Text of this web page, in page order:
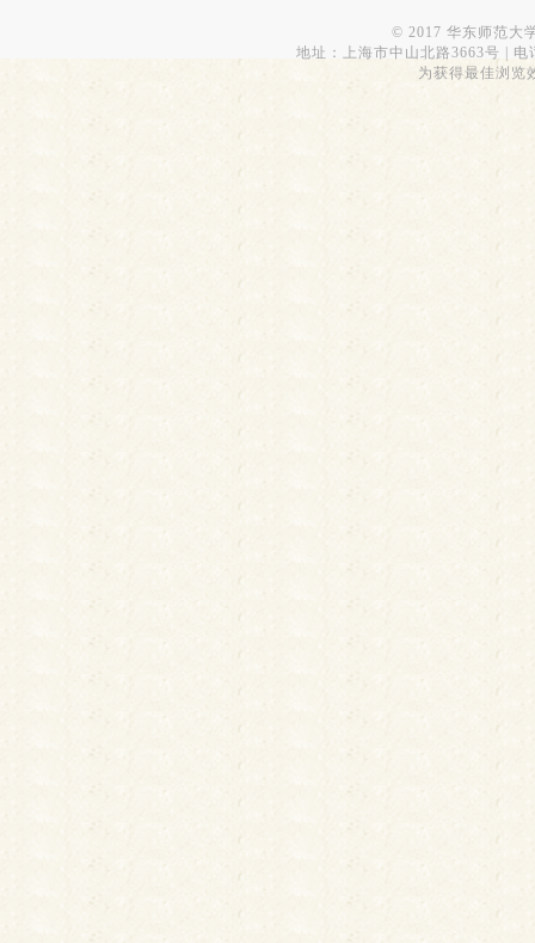
© 2017 华东师范大
地址：上海市中山北路3663号 | 电
为获得最佳浏览